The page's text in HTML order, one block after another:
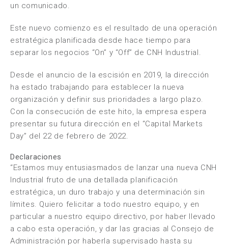
un comunicado.
Este nuevo comienzo es el resultado de una operación
estratégica planificada desde hace tiempo para
separar los negocios “On” y “Off” de CNH Industrial.
Desde el anuncio de la escisión en 2019, la dirección
ha estado trabajando para establecer la nueva
organización y definir sus prioridades a largo plazo.
Con la consecución de este hito, la empresa espera
presentar su futura dirección en el “Capital Markets
Day” del 22 de febrero de 2022.
Declaraciones
“Estamos muy entusiasmados de lanzar una nueva CNH
Industrial fruto de una detallada planificación
estratégica, un duro trabajo y una determinación sin
límites. Quiero felicitar a todo nuestro equipo, y en
particular a nuestro equipo directivo, por haber llevado
a cabo esta operación, y dar las gracias al Consejo de
Administración por haberla supervisado hasta su